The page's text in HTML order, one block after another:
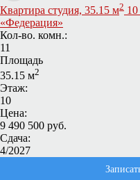
Квартира студия, 35.15 м2
«Федерация»
Кол-во. комн.:
11
Площадь
35.15 м2
Этаж:
10
Цена:
9 490 500 руб.
Сдача:
4/2027